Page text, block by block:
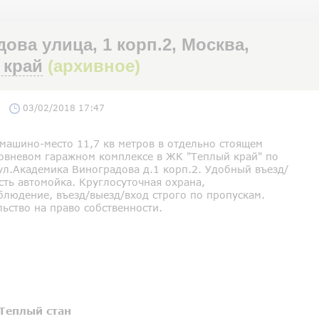
улица, 1 корп.2, Москва,
(архивное)
03/02/2018 17:47
место 11,7 кв метров в отдельно стоящем
гаражном комплексе в ЖК "Теплый край" по
Виноградова д.1 корп.2. Удобный въезд/
автомойка. Круглосуточная охрана,
въезд/выезд/вход строго по пропускам.
на право собственности.
стан